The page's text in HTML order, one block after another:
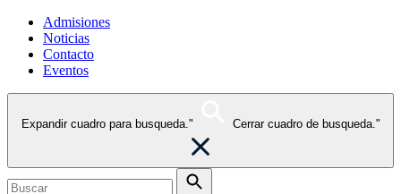
Admisiones
Noticias
Contacto
Eventos
Expandir cuadro para busqueda." Cerrar cuadro de busqueda."